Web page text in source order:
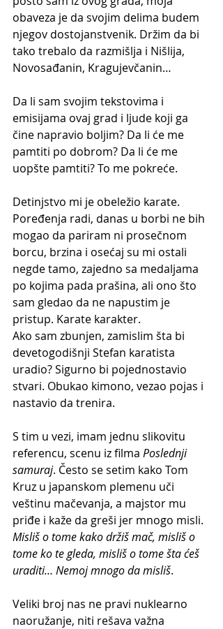
obaveza je da svojim delima budem
njegov dostojanstvenik. Držim da bi
tako trebalo da razmišlja i Nišlija,
Novosađanin, Kragujevčanin…
Da li sam svojim tekstovima i
emisijama ovaj grad i ljude koji ga
čine napravio boljim? Da li će me
pamtiti po dobrom? Da li će me
uopšte pamtiti? To me pokreće.
Detinjstvo mi je obeležio karate.
Poređenja radi, danas u borbi ne bih
mogao da pariram ni prosečnom
borcu, brzina i osećaj su mi ostali
negde tamo, zajedno sa medaljama
po kojima pada prašina, ali ono što
sam gledao da ne napustim je
pristup. Karate karakter.
Ako sam zbunjen, zamislim šta bi
devetogodišnji Stefan karatista
uradio? Sigurno bi pojednostavio
stvari. Obukao kimono, vezao pojas i
nastavio da trenira.
S tim u vezi, imam jednu slikovitu
referencu, scenu iz filma Poslednji
samuraj. Često se setim kako Tom
Kruz u japanskom plemenu uči
veštinu mačevanja, a majstor mu
priđe i kaže da greši jer mnogo misli.
Misliš o tome kako držiš mač, misliš o
tome ko te gleda, misliš o tome šta ćeš
uraditi… Nemoj mnogo da misliš.
Veliki broj nas ne pravi nuklearno
naoružanje, niti rešava važna